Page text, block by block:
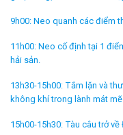
9h00: Neo quanh các điểm
11h00: Neo cố định tại 1
hải sản.
13h30-15h00: Tắm lặn và
không khí trong lành mát
15h00-15h30: Tàu câu trở về